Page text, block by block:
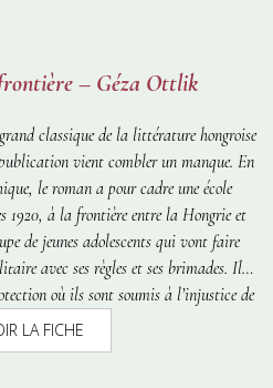
– Géza Ottlik
classique de la littérature hongroise
vient combler un manque. En
le roman a pour cadre une école
1920, à la frontière entre la Hongrie et
de jeunes adolescents qui vont faire
avec ses règles et ses brimades. Ils
où ils sont soumis à l’injustice de
élèves plus âgés. Les réflexions sur
individuelles évoquent Robert Musil
LA FICHE